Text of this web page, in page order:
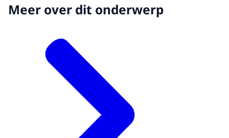
Meer over dit onderwerp